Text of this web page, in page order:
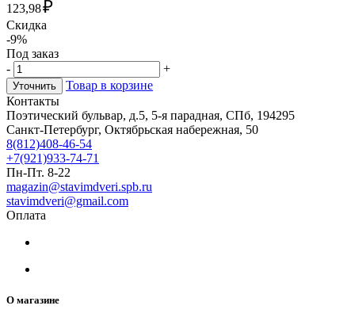
123,98₽
Скидка
-9%
Под заказ
-
+
Уточнить
Товар в корзине
Контакты
Поэтический бульвар, д.5, 5-я парадная, СПб, 194295
Санкт-Петербург, Октябрьская набережная, 50
8(812)408-46-54
+7(921)933-74-71
Пн-Пт. 8-22
magazin@stavimdveri.spb.ru
stavimdveri@gmail.com
Оплата
О магазине